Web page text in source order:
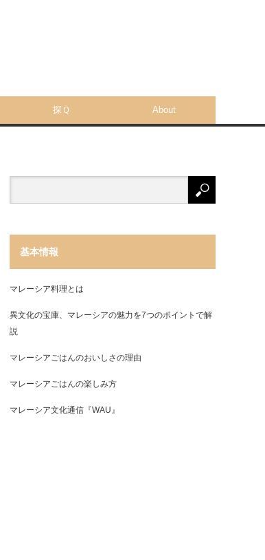
探Ｑ About
基本情報
マレーシア料理とは
異文化の宝庫、マレーシアの魅力を7つのポイントで解
説
マレーシアごはんのおいしさの理由
マレーシアごはんの楽しみ方
マレーシア文化通信『WAU』